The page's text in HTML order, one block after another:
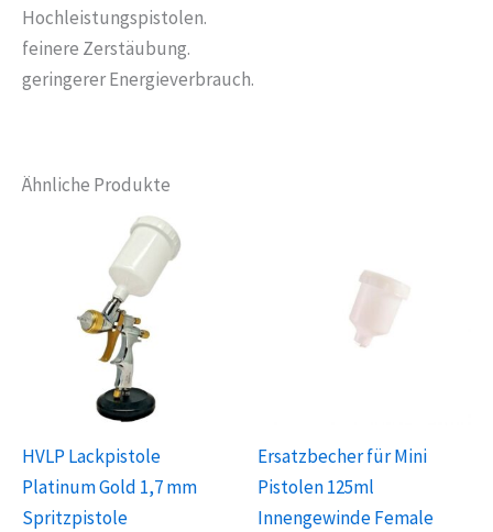
Hochleistungspistolen.
feinere Zerstäubung.
geringerer Energieverbrauch.
Ähnliche Produkte
HVLP Lackpistole
Platinum Gold 1,7 mm
Spritzpistole
Ersatzbecher für Mini
Pistolen 125ml
Innengewinde Female